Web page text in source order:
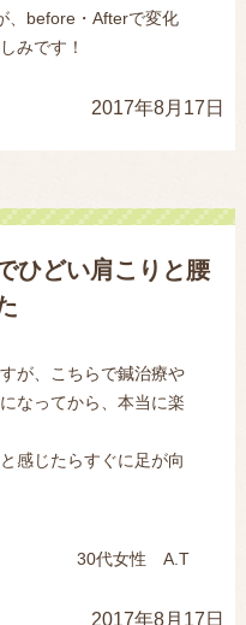
、before・Afterで変化
みです！
2017年8月17日
ひどい肩こりと腰
が、こちらで鍼治療や
なってから、本当に楽
感じたらすぐに足が向
30代女性 A.T
2017年8月17日